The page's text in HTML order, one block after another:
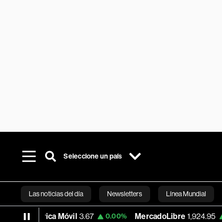
Seleccione un país
Las noticias del día Newsletters Línea Mundial
Bloomberg
Móvil 3.67 0.00% MercadoLibre 1,924.95 +1.85%